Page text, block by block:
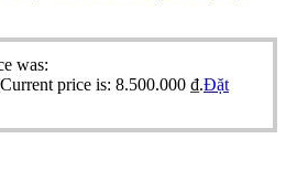
was:
Current price is: 8.500.000 ₫.Đặt